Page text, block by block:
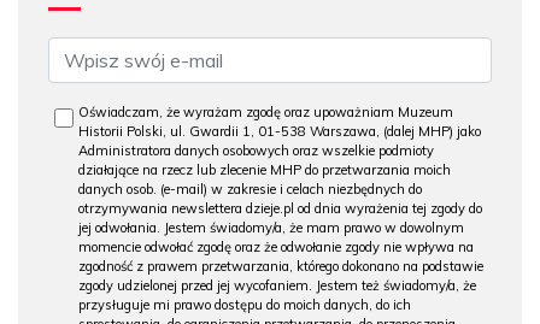
Oświadczam, że wyrażam zgodę oraz upoważniam Muzeum
Historii Polski, ul. Gwardii 1, 01-538 Warszawa, (dalej MHP) jako
Administratora danych osobowych oraz wszelkie podmioty
działające na rzecz lub zlecenie MHP do przetwarzania moich
danych osob. (e-mail) w zakresie i celach niezbędnych do
otrzymywania newslettera dzieje.pl od dnia wyrażenia tej zgody do
jej odwołania. Jestem świadomy/a, że mam prawo w dowolnym
momencie odwołać zgodę oraz że odwołanie zgody nie wpływa na
zgodność z prawem przetwarzania, którego dokonano na podstawie
zgody udzielonej przed jej wycofaniem. Jestem też świadomy/a, że
przysługuje mi prawo dostępu do moich danych, do ich